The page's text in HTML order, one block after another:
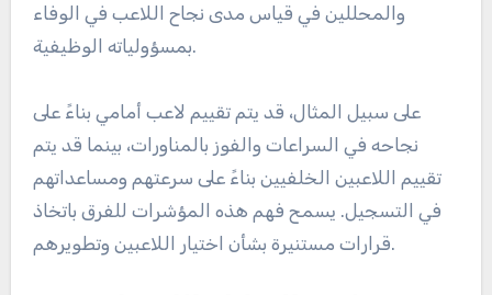
والمحللين في قياس مدى نجاح اللاعب في الوفاء
بمسؤولياته الوظيفية.
على سبيل المثال، قد يتم تقييم لاعب أمامي بناءً على
نجاحه في السراعات والفوز بالمناورات، بينما قد يتم
تقييم اللاعبين الخلفيين بناءً على سرعتهم ومساعداتهم
في التسجيل. يسمح فهم هذه المؤشرات للفرق باتخاذ
قرارات مستنيرة بشأن اختيار اللاعبين وتطويرهم.